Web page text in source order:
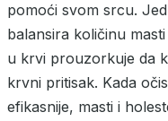
pomoći svom srcu.
balansira količinu
u krvi prouzorkuje da
krvni pritisak. Kada
efikasnije, masti i